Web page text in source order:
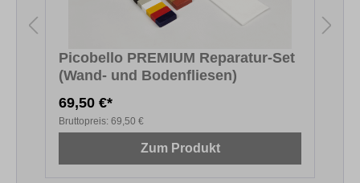
Picobello PREMIUM Reparatur-Set
(Wand- und Bodenfliesen)
69,50 €*
Bruttopreis: 69,50 €
Zum Produkt